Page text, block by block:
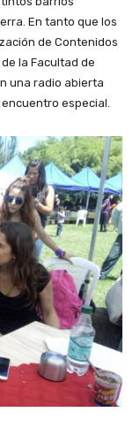
En tanto que los
de Contenidos
la Facultad de
una radio abierta
especial.